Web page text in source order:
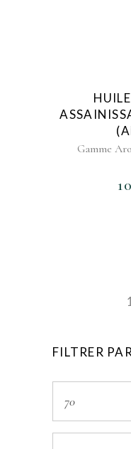
Gamme
1
FILTRER
min